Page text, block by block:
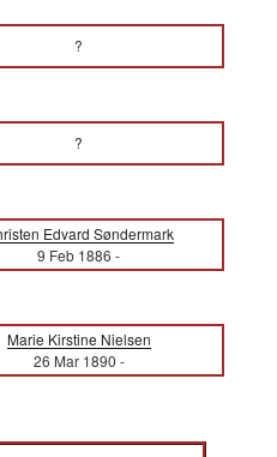
?
?
Edvard Søndermark
9 Feb 1886 -
Marie Kirstine Nielsen
26 Mar 1890 -